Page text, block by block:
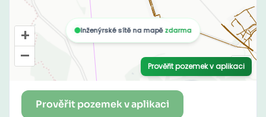
Prověřit pozemek v aplikaci